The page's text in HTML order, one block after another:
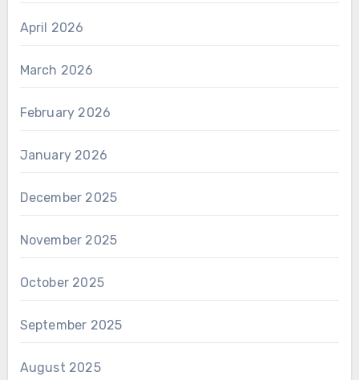
April 2026
March 2026
February 2026
January 2026
December 2025
November 2025
October 2025
September 2025
August 2025